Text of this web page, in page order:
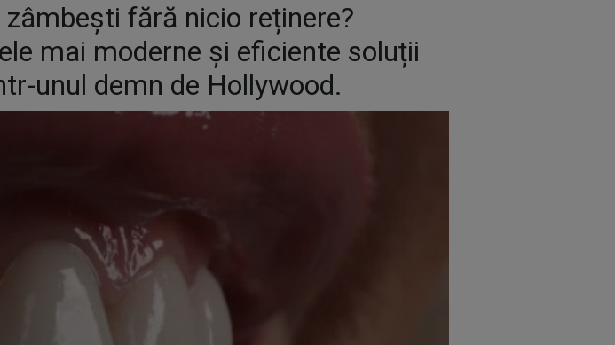
fără nicio reținere?
mai moderne și eficiente soluții
unul demn de Hollywood.